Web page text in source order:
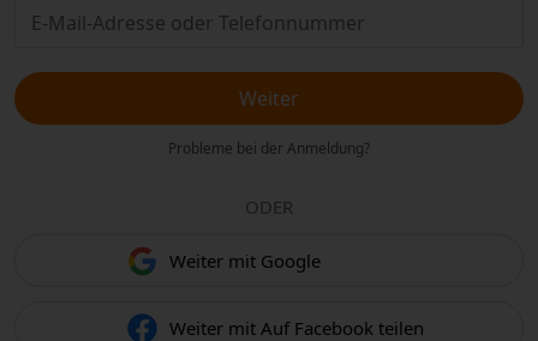
Weiter
Probleme bei der Anmeldung?
ODER
Weiter mit Google
Weiter mit Auf Facebook teilen